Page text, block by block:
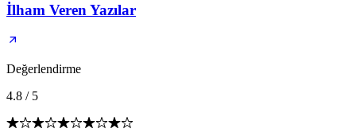
İlham Veren Yazılar
Değerlendirme
4.8 / 5